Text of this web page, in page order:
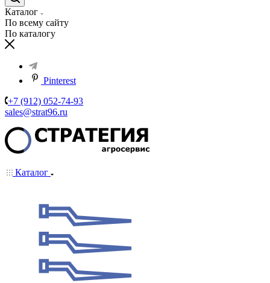
Каталог
По всему сайту
По каталогу
Pinterest
+7 (912) 052-74-93
sales@strat96.ru
Каталог